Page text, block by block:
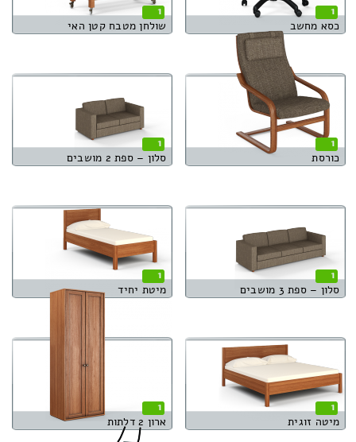
1
כסא מחשב
1
שולחן מטבח קטן האי
1
כורסת
1
סלון – ספת 2 מושבים
1
סלון – ספת 3 מושבים
1
מיטת יחיד
1
מיטה זוגית
1
ארון 2 דלתות